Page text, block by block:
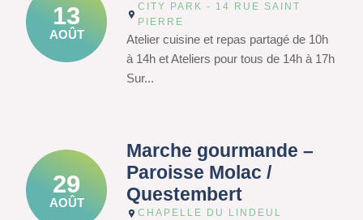
13
AOÛT
CITY PARK - 14 RUE SAINT
PIERRE
Atelier cuisine et repas partagé de 10h
à 14h et Ateliers pour tous de 14h à 17h
Sur...
29
AOÛT
Marche gourmande –
Paroisse Molac /
Questembert
CHAPELLE DU LINDEUL